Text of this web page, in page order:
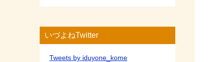
いづよねTwitter
Tweets by iduyone_kome